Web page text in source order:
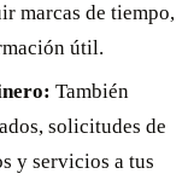
marcas de tiempo,
útil.
También
solicitudes de
y servicios a tus